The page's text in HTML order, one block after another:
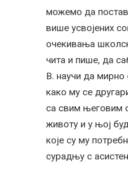
можемо да
више усвојених
очекивања
чита и пише, да
В. научи да
како му се
са свим његовим
животу и у њој
које су му
сурадњу с